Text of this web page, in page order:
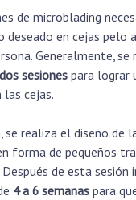
de microblading
en cejas pelo
Generalmente, se
sesionespara lograr
cejas.
se realiza el diseño de
forma de pequeños
de esta sesión
4 a 6 semanaspara